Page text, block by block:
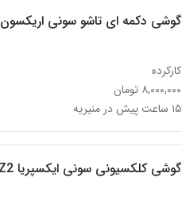
گوشی دکمه ای تاشو سونی اریکسون
کارکرده
۸,۰۰۰,۰۰۰ تومان
۱۵ ساعت پیش در منیریه
گوشی کلکسیونی سونی ایکسپریا Z2